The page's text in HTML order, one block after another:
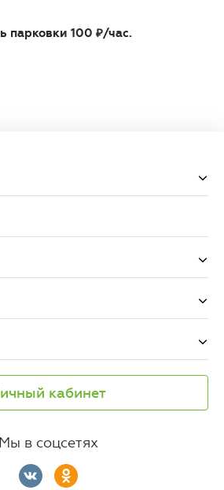
парковки 100 ₽/час.
кабинет
Мы в соцсетях